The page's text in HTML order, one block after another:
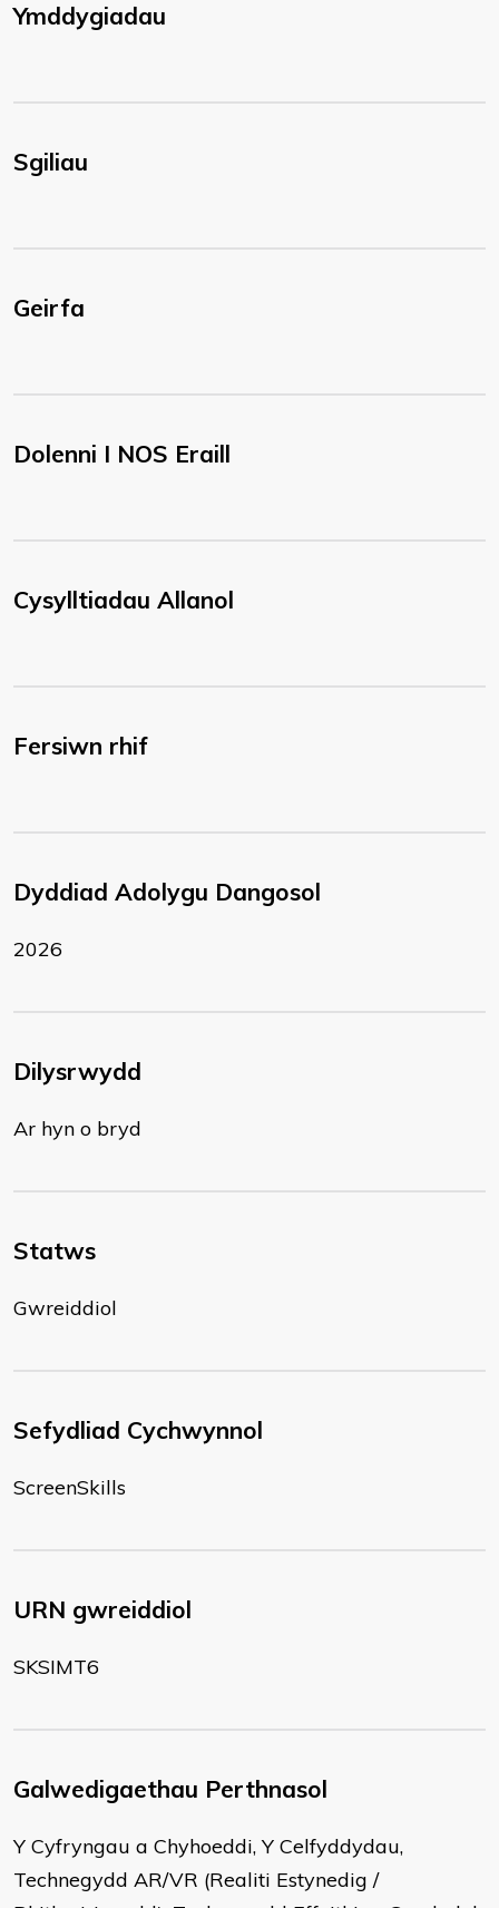
Ymddygiadau
Sgiliau
Geirfa
Dolenni I NOS Eraill
Cysylltiadau Allanol
Fersiwn rhif
Dyddiad Adolygu Dangosol
2026
Dilysrwydd
Ar hyn o bryd
Statws
Gwreiddiol
Sefydliad Cychwynnol
ScreenSkills
URN gwreiddiol
SKSIMT6
Galwedigaethau Perthnasol
Y Cyfryngau a Chyhoeddi, Y Celfyddydau,
Technegydd AR/VR (Realiti Estynedig /